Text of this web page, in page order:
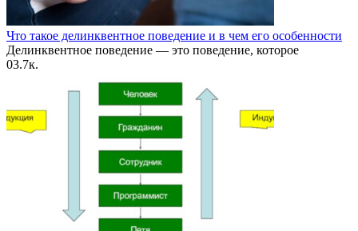
Что такое делинквентное поведение и в чем его особенности
Делинквентное поведение — это поведение, которое
03.7к.